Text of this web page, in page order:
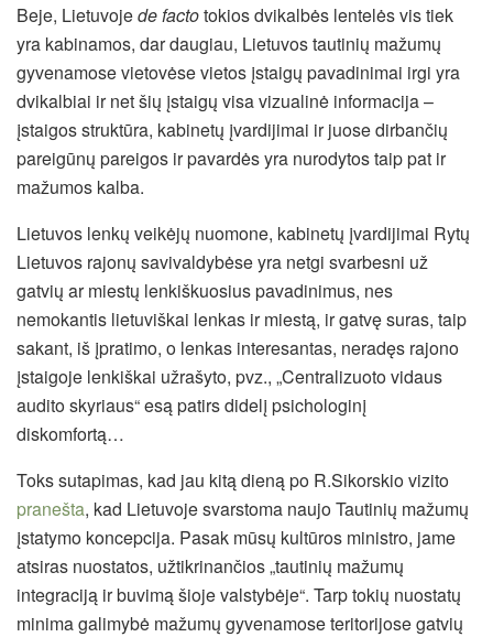
Beje, Lietuvojede factotokios dvikalbės lentelės vis tiek
yra kabinamos, dar daugiau, Lietuvos tautinių mažumų
gyvenamose vietovėse vietos įstaigų pavadinimai irgi yra
dvikalbiai ir net šių įstaigų visa vizualinė informacija –
įstaigos struktūra, kabinetų įvardijimai ir juose dirbančių
pareigūnų pareigos ir pavardės yra nurodytos taip pat ir
mažumos kalba.
Lietuvos lenkų veikėjų nuomone, kabinetų įvardijimai Rytų
Lietuvos rajonų savivaldybėse yra netgi svarbesni už
gatvių ar miestų lenkiškuosius pavadinimus, nes
nemokantis lietuviškai lenkas ir miestą, ir gatvę suras, taip
sakant, iš įpratimo, o lenkas interesantas, neradęs rajono
įstaigoje lenkiškai užrašyto, pvz., „Centralizuoto vidaus
audito skyriaus“ esą patirs didelį psichologinį
diskomfortą…
Toks sutapimas, kad jau kitą dieną po R.Sikorskio vizito
pranešta, kad Lietuvoje svarstoma naujo Tautinių mažumų
įstatymo koncepcija. Pasak mūsų kultūros ministro, jame
atsiras nuostatos, užtikrinančios „tautinių mažumų
integraciją ir buvimą šioje valstybėje“. Tarp tokių nuostatų
minima galimybė mažumų gyvenamose teritorijose gatvių